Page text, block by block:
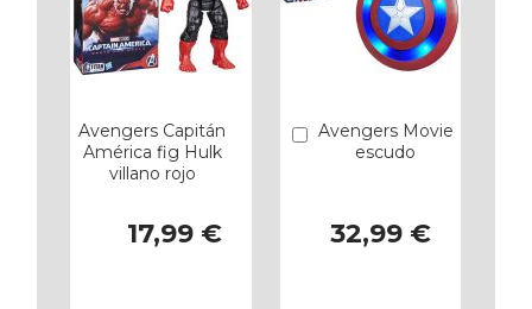
Avengers Capitán
América fig Hulk
villano rojo
17,99 €
Avengers Movie
escudo
32,99 €
Añadir